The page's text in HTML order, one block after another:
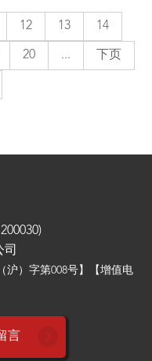
12 13 14
20 ... 下页
沪）字第008号】【增值电
言